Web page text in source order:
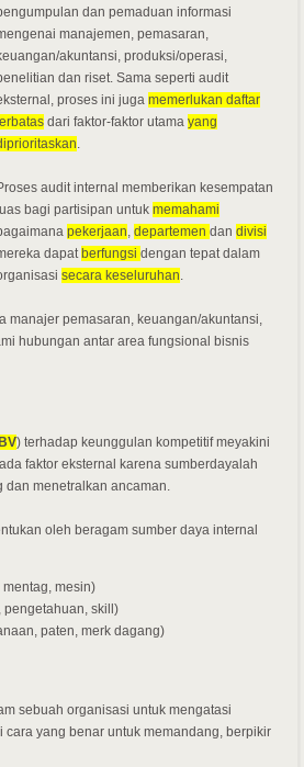
dan pemaduan informasi
manajemen, pemasaran,
akuntansi, produksi/operasi,
dan riset. Sama seperti audit
proses ini juga memerlukan daftar
dari faktor-faktor utama yang
.
audit internal memberikan kesempatan
luas bagi partisipan untuk memahami
pekerjaan, departemen dan divisi
dapat berfungsi dengan tepat dalam
secara keseluruhan.
manajer pemasaran, keuangan/akuntansi,
hubungan antar area fungsional bisnis
) terhadap keunggulan kompetitif meyakini
faktor eksternal karena sumberdayalah
menetralkan ancaman.
oleh beragam sumber daya internal
mesin)
pengetahuan, skill)
paten, merk dagang)
sebuah organisasi untuk mengatasi
yang benar untuk memandang, berpikir